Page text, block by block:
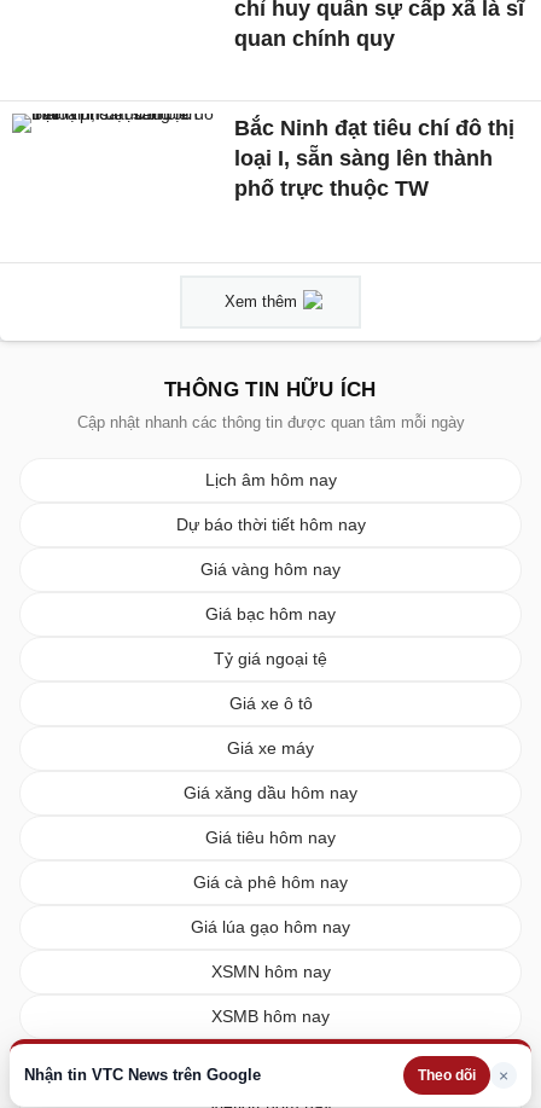
Nhận tin VTC News trên Google Theo dõi ×
chỉ huy quân sự cấp xã là sĩ
quan chính quy
Bắc Ninh đạt tiêu chí đô thị
loại I, sẵn sàng lên thành
phố trực thuộc TW
Xem thêm
THÔNG TIN HỮU ÍCH
Cập nhật nhanh các thông tin được quan tâm mỗi ngày
Lịch âm hôm nay
Dự báo thời tiết hôm nay
Giá vàng hôm nay
Giá bạc hôm nay
Tỷ giá ngoại tệ
Giá xe ô tô
Giá xe máy
Giá xăng dầu hôm nay
Giá tiêu hôm nay
Giá cà phê hôm nay
Giá lúa gạo hôm nay
XSMN hôm nay
XSMB hôm nay